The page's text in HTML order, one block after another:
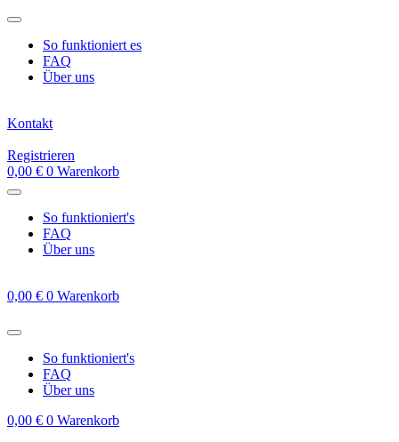
Zum
springenSo funktioniert es
FAQ
Über uns
Kontakt
Registrieren
0,00 € 0 Warenkorb
So funktioniert's
FAQ
Über uns
0,00 € 0 Warenkorb
So funktioniert's
FAQ
Über uns
0,00 € 0 Warenkorb